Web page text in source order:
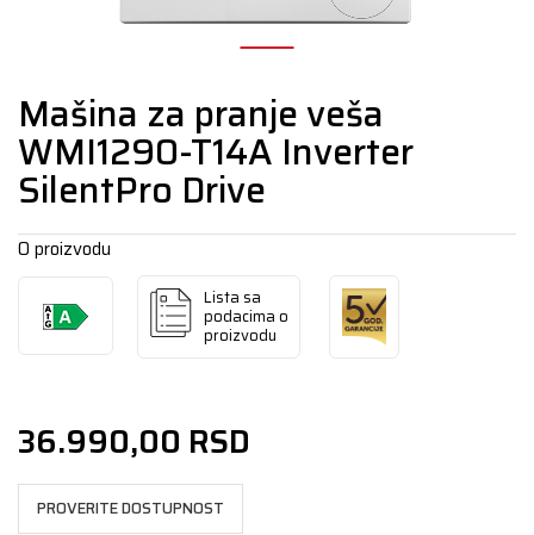
Mašina za pranje veša
WMI1290-T14A Inverter
SilentPro Drive
O proizvodu
Lista sa
podacima o
proizvodu
36.990,00 RSD
PROVERITE DOSTUPNOST